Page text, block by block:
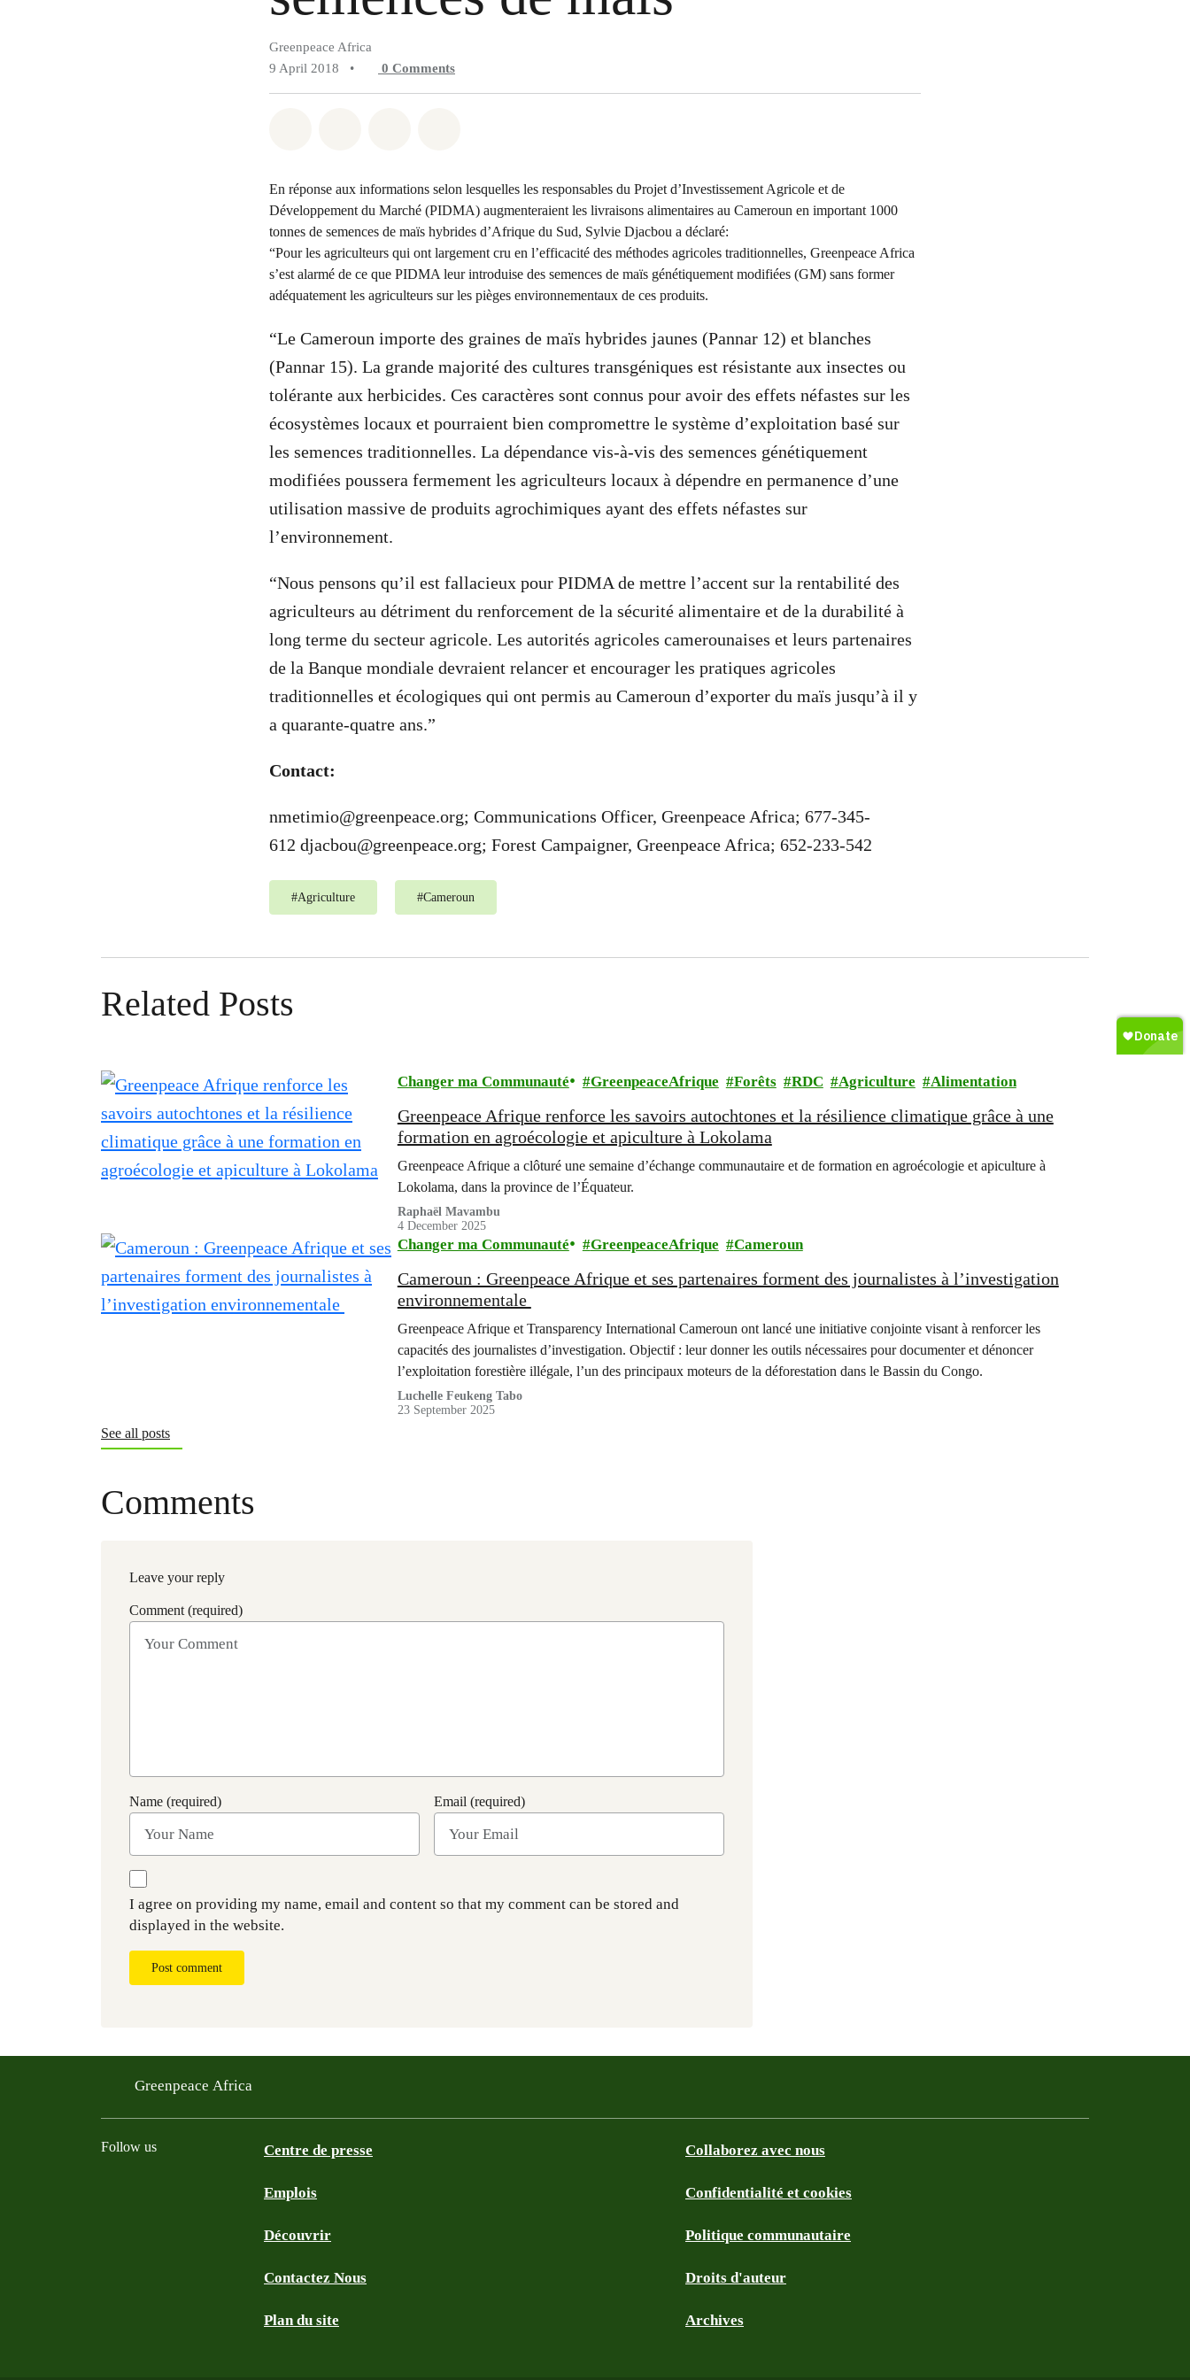
Greenpeace Africa
9 April 2018
• 0 Comments
En réponse aux informations selon lesquelles les responsables du Projet d’Investissement Agricole et de
Développement du Marché (PIDMA) augmenteraient les livraisons alimentaires au Cameroun en important 1000
tonnes de semences de maïs hybrides d’Afrique du Sud, Sylvie Djacbou a déclaré:
“Pour les agriculteurs qui ont largement cru en l’efficacité des méthodes agricoles traditionnelles, Greenpeace Africa
s’est alarmé de ce que PIDMA leur introduise des semences de maïs génétiquement modifiées (GM) sans former
adéquatement les agriculteurs sur les pièges environnementaux de ces produits.
“Le Cameroun importe des graines de maïs hybrides jaunes (Pannar 12) et blanches
(Pannar 15). La grande majorité des cultures transgéniques est résistante aux insectes ou
tolérante aux herbicides. Ces caractères sont connus pour avoir des effets néfastes sur les
écosystèmes locaux et pourraient bien compromettre le système d’exploitation basé sur
les semences traditionnelles. La dépendance vis-à-vis des semences génétiquement
modifiées poussera fermement les agriculteurs locaux à dépendre en permanence d’une
utilisation massive de produits agrochimiques ayant des effets néfastes sur
l’environnement.
“Nous pensons qu’il est fallacieux pour PIDMA de mettre l’accent sur la rentabilité des
agriculteurs au détriment du renforcement de la sécurité alimentaire et de la durabilité à
long terme du secteur agricole. Les autorités agricoles camerounaises et leurs partenaires
de la Banque mondiale devraient relancer et encourager les pratiques agricoles
traditionnelles et écologiques qui ont permis au Cameroun d’exporter du maïs jusqu’à il y
a quarante-quatre ans.”
Contact:
nmetimio@greenpeace.org; Communications Officer, Greenpeace Africa; 677-345-
612 djacbou@greenpeace.org; Forest Campaigner, Greenpeace Africa; 652-233-542
#Agriculture #Cameroun
Related Posts
Changer ma Communauté GreenpeaceAfrique Forêts RDC Agriculture Alimentation
Greenpeace Afrique renforce les savoirs autochtones et la résilience climatique grâce à une
formation en agroécologie et apiculture à Lokolama
Greenpeace Afrique a clôturé une semaine d’échange communautaire et de formation en agroécologie et apiculture à
Lokolama, dans la province de l’Équateur.
Raphaël Mavambu
4 December 2025
Changer ma Communauté GreenpeaceAfrique Cameroun
Cameroun : Greenpeace Afrique et ses partenaires forment des journalistes à l’investigation
environnementale
Greenpeace Afrique et Transparency International Cameroun ont lancé une initiative conjointe visant à renforcer les
capacités des journalistes d’investigation. Objectif : leur donner les outils nécessaires pour documenter et dénoncer
l’exploitation forestière illégale, l’un des principaux moteurs de la déforestation dans le Bassin du Congo.
Luchelle Feukeng Tabo
23 September 2025
See all posts
Comments
Leave your reply
Comment (required)
Name (required) Email (required)
I agree on providing my name, email and content so that my comment can be stored and
displayed in the website.
Post comment
Greenpeace Africa
Follow us Centre de presse
Emplois
Découvrir
Contactez Nous
Plan du site
Collaborez avec nous
Confidentialité et cookies
Politique communautaire
Droits d'auteur
Archives